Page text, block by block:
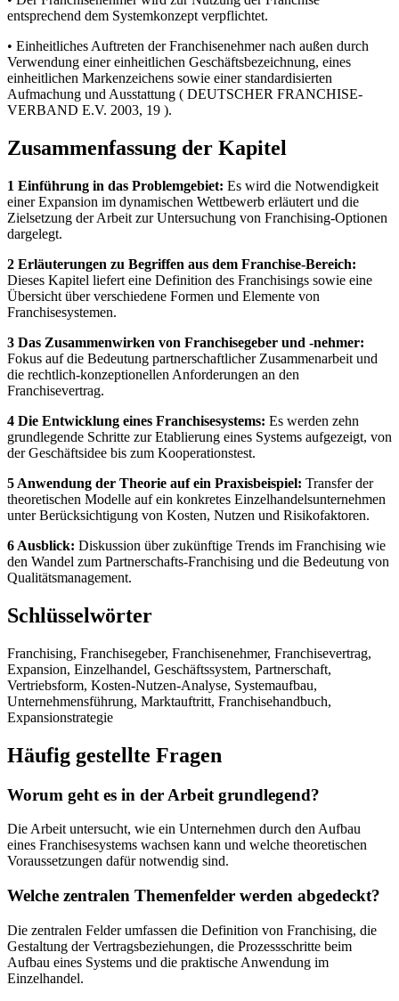
entsprechend dem Systemkonzept verpflichtet.
• Einheitliches Auftreten der Franchisenehmer nach außen durch
Verwendung einer einheitlichen Geschäftsbezeichnung, eines
einheitlichen Markenzeichens sowie einer standardisierten
Aufmachung und Ausstattung ( DEUTSCHER FRANCHISE-
VERBAND E.V. 2003, 19 ).
Zusammenfassung der Kapitel
1 Einführung in das Problemgebiet: Es wird die Notwendigkeit
einer Expansion im dynamischen Wettbewerb erläutert und die
Zielsetzung der Arbeit zur Untersuchung von Franchising-Optionen
dargelegt.
2 Erläuterungen zu Begriffen aus dem Franchise-Bereich:
Dieses Kapitel liefert eine Definition des Franchisings sowie eine
Übersicht über verschiedene Formen und Elemente von
Franchisesystemen.
3 Das Zusammenwirken von Franchisegeber und -nehmer:
Fokus auf die Bedeutung partnerschaftlicher Zusammenarbeit und
die rechtlich-konzeptionellen Anforderungen an den
Franchisevertrag.
4 Die Entwicklung eines Franchisesystems: Es werden zehn
grundlegende Schritte zur Etablierung eines Systems aufgezeigt, von
der Geschäftsidee bis zum Kooperationstest.
5 Anwendung der Theorie auf ein Praxisbeispiel: Transfer der
theoretischen Modelle auf ein konkretes Einzelhandelsunternehmen
unter Berücksichtigung von Kosten, Nutzen und Risikofaktoren.
6 Ausblick: Diskussion über zukünftige Trends im Franchising wie
den Wandel zum Partnerschafts-Franchising und die Bedeutung von
Qualitätsmanagement.
Schlüsselwörter
Franchising, Franchisegeber, Franchisenehmer, Franchisevertrag,
Expansion, Einzelhandel, Geschäftssystem, Partnerschaft,
Vertriebsform, Kosten-Nutzen-Analyse, Systemaufbau,
Unternehmensführung, Marktauftritt, Franchisehandbuch,
Expansionstrategie
Häufig gestellte Fragen
Worum geht es in der Arbeit grundlegend?
Die Arbeit untersucht, wie ein Unternehmen durch den Aufbau
eines Franchisesystems wachsen kann und welche theoretischen
Voraussetzungen dafür notwendig sind.
Welche zentralen Themenfelder werden abgedeckt?
Die zentralen Felder umfassen die Definition von Franchising, die
Gestaltung der Vertragsbeziehungen, die Prozessschritte beim
Aufbau eines Systems und die praktische Anwendung im
Einzelhandel.